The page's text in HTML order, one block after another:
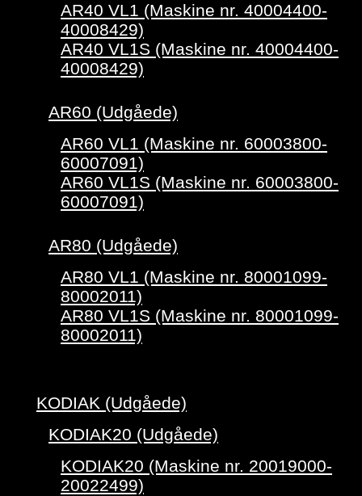
AR40 VL1 (Maskine nr. 40004400-
40008429)
AR40 VL1S (Maskine nr. 40004400-
40008429)
AR60 (Udgåede)
AR60 VL1 (Maskine nr. 60003800-
60007091)
AR60 VL1S (Maskine nr. 60003800-
60007091)
AR80 (Udgåede)
AR80 VL1 (Maskine nr. 80001099-
80002011)
AR80 VL1S (Maskine nr. 80001099-
80002011)
KODIAK (Udgåede)
KODIAK20 (Udgåede)
KODIAK20 (Maskine nr. 20019000-
20022499)